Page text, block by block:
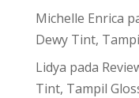
Michelle Enrica
Dewy Tint,
Lidya pada
Tint, Tampil